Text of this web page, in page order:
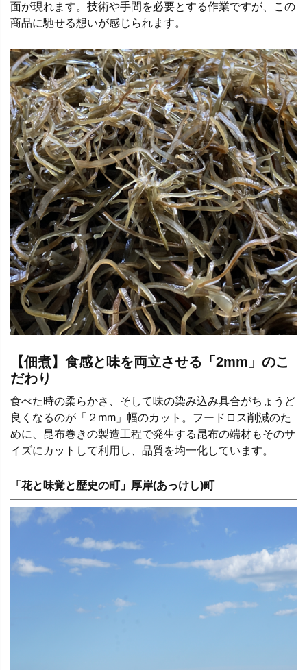
面が現れます。技術や手間を必要とする作業ですが、この
商品に馳せる想いが感じられます。
【佃煮】食感と味を両立させる「2mm」のこ
だわり
食べた時の柔らかさ、そして味の染み込み具合がちょうど
良くなるのが「２mm」幅のカット。フードロス削減のた
めに、昆布巻きの製造工程で発生する昆布の端材もそのサ
イズにカットして利用し、品質を均一化しています。
「花と味覚と歴史の町」厚岸(あっけし)町